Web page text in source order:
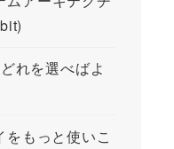
れを選べばよ
もっと使いこ